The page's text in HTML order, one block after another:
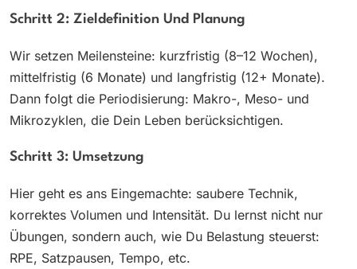
Schritt 2: Zieldefinition Und Planung
Wir setzen Meilensteine: kurzfristig (8–12 Wochen),
mittelfristig (6 Monate) und langfristig (12+ Monate).
Dann folgt die Periodisierung: Makro-, Meso- und
Mikrozyklen, die Dein Leben berücksichtigen.
Schritt 3: Umsetzung
Hier geht es ans Eingemachte: saubere Technik,
korrektes Volumen und Intensität. Du lernst nicht nur
Übungen, sondern auch, wie Du Belastung steuerst:
RPE, Satzpausen, Tempo, etc.